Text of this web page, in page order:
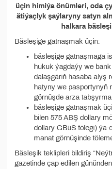
üçin himiýa önümleri, oda
ätiýaçlyk şaýlaryny satyn
halkara
Bäsleşige gatnaşmak üçin:
bäsleşige gatnaşmaga
hukuk ýagdaýy we
dalaşgäriň hasaba alyş
hatyny we pasportynyň
görnüşde arza
bäsleşige gatnaşmak
bilen 575 ABŞ dollary
dollary GBüS tölegi)
manat görnüşinde
Bäsleşik teklipleri bildiriş
gazetinde çap edilen